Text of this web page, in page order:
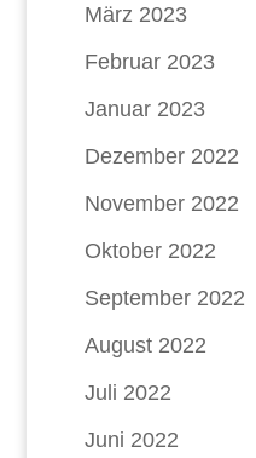
März 2023
Februar 2023
Januar 2023
Dezember 2022
November 2022
Oktober 2022
September 2022
August 2022
Juli 2022
Juni 2022